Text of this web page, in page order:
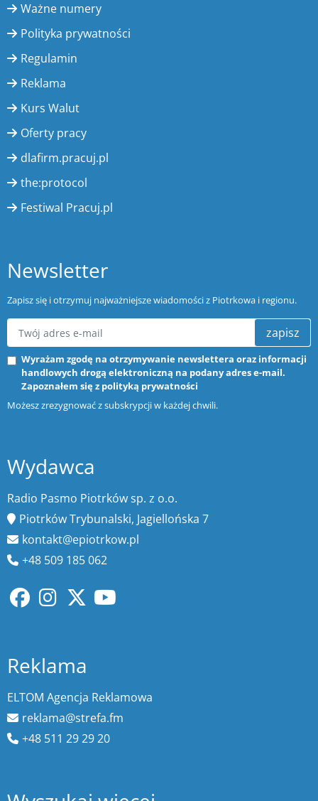
Ważne numery
Polityka prywatności
Regulamin
Reklama
Kurs Walut
Oferty pracy
dlafirm.pracuj.pl
the:protocol
Festiwal Pracuj.pl
Newsletter
Zapisz się i otrzymuj najważniejsze wiadomości z Piotrkowa i regionu.
zapisz
Wyrażam zgodę na otrzymywanie newslettera oraz informacji
handlowych drogą elektroniczną na podany adres e-mail.
Zapoznałem się z polityką prywatności
Możesz zrezygnować z subskrypcji w każdej chwili.
Wydawca
Radio Pasmo Piotrków sp. z o.o.
Piotrków Trybunalski, Jagiellońska 7
kontakt@epiotrkow.pl
+48 509 185 062
Reklama
ELTOM Agencja Reklamowa
reklama@strefa.fm
+48 511 29 29 20